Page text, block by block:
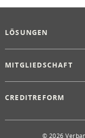
LÖSUNGEN
MITGLIEDSCHAFT
CREDITREFORM
© 2026